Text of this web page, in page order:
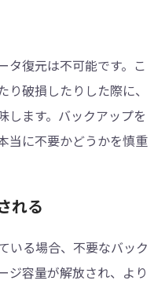
タ復元は不可能です。こ
破損したりした際に、
します。バックアップを
当に不要かどうかを慎重
れる
いる場合、不要なバック
ジ容量が解放され、より